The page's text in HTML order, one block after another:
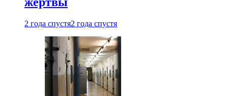
2 года спустя2 года спустя